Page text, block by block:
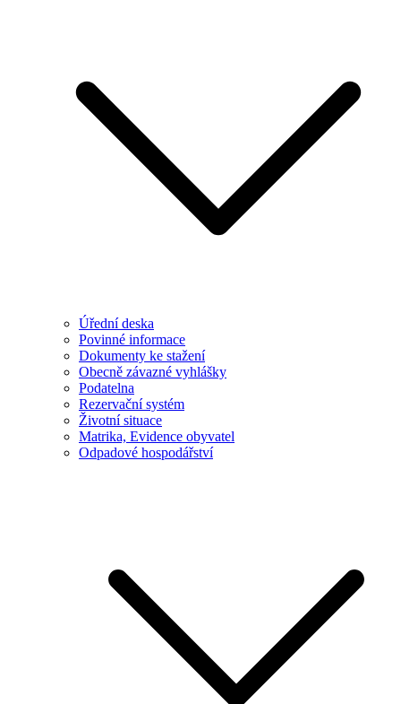
Úřední deska
Povinné informace
Dokumenty ke stažení
Obecně závazné vyhlášky
Podatelna
Rezervační systém
Životní situace
Matrika, Evidence obyvatel
Odpadové hospodářství